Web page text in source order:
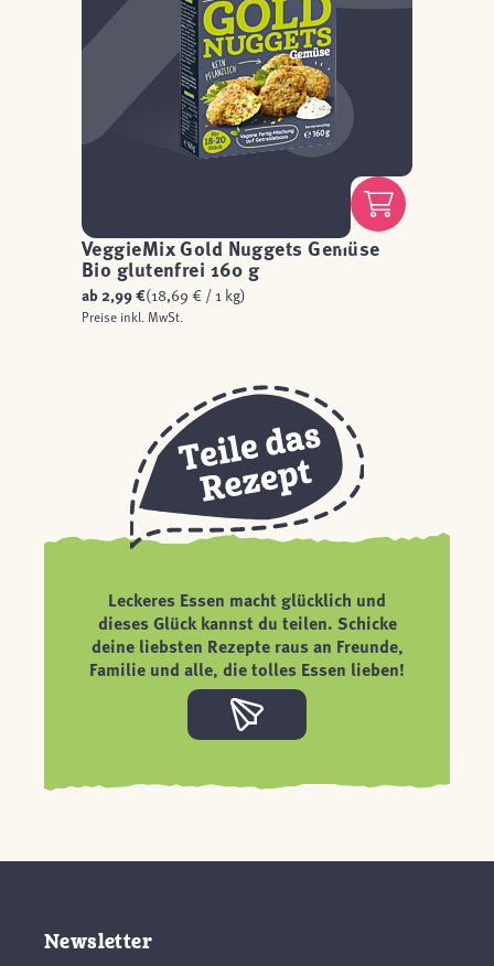
VeggieMix Gold Nuggets Gemüse
Bio glutenfrei 160 g
ab 2,99 €(18,69 € / 1 kg)
Preise inkl. MwSt.
Leckeres Essen macht glücklich und
dieses Glück kannst du teilen. Schicke
deine liebsten Rezepte raus an Freunde,
Familie und alle, die tolles Essen lieben!
Newsletter